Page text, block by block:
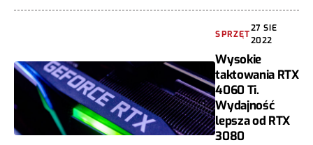
SPRZĘT
27 SIE
2022
Wysokie
taktowania RTX
4060 Ti.
Wydajność
lepsza od RTX
3080